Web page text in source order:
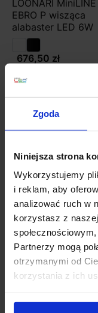
Zgoda
Niniejsza strona
Wykorzystujemy
i reklam, aby
analizować ruch w
korzystasz z
Partnerzy mogą
otrzymanymi od
korzystania z ich
LOONARI MiniLINE
EBRO P wisząca
alabaster LED 6W
676,50 zł
Zobacz
LOONARI MiniLINE
końcówka
szyn mini
73,80 zł